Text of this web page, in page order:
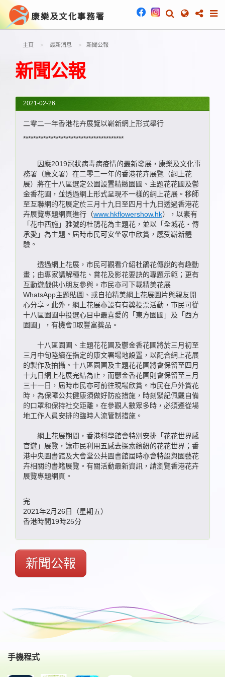
主頁 最新消息 新聞公報
新聞公報
2021-02-26
二零二一年香港花卉展覽以嶄新網上形式舉行
****************************************
因應2019冠狀病毒病疫情的最新發展，康樂及文化事
務署（康文署）在二零二一年的香港花卉展覽（網上花
展）將在十八區選定公園設置精緻園圃、主題花花圃及鬱
金香花圃，並透過網上形式呈現不一樣的網上花展。移師
至互聯網的花展定於三月十九日至四月十九日透過香港花
卉展覽專題網頁進行（www.hkflowershow.hk），以素有
「花中西施」雅號的杜鵑花為主題花，並以「全城花‧傳
承愛」為主題。屆時市民可安坐家中欣賞，感受嶄新體
驗。
透過網上花展，市民可觀看介紹杜鵑花傳說的有趣動
畫；由專家講解種花、賞花及影花要訣的專題示範；更有
互動遊戲供小朋友參與。市民亦可下載精美花展
WhatsApp主題貼圖、或自拍精美網上花展圖片與親友開
心分享。此外，網上花展亦設有有獎投票活動，市民可從
十八區園圃中投選心目中最喜愛的「東方園圃」及「西方
園圃」，有機會𦢼取豐富獎品。
十八區園圃、主題花花圃及鬱金香花圃將於三月初至
三月中旬陸續在指定的康文署場地設置，以配合網上花展
的製作及拍攝。十八區園圃及主題花花圃將會保留至四月
十九日網上花展完結為止，而鬱金香花圃則會保留至三月
三十一日，屆時市民亦可前往現場欣賞。市民在戶外賞花
時，為保障公共健康須做好防疫措施，時刻緊記佩戴自備
的口罩和保持社交距離。在參觀人數眾多時，必須遵從場
地工作人員安排的臨時人流管制措施。
網上花展期間，香港科學館會特別安排「花花世界感
官遊」展覽，讓市民利用五感去探索繽紛的花花世界；香
港中央圖書館及大會堂公共圖書館屆時亦會特設與園藝花
卉相關的書籍展覽。有關活動最新資訊，請瀏覽香港花卉
展覽專題網頁。
完
2021年2月26日（星期五）
香港時間19時25分
新聞公報
手機程式